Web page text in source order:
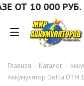
10 000 РУБ.
Главная - Каталог -
Аккумулятор Delta DTM